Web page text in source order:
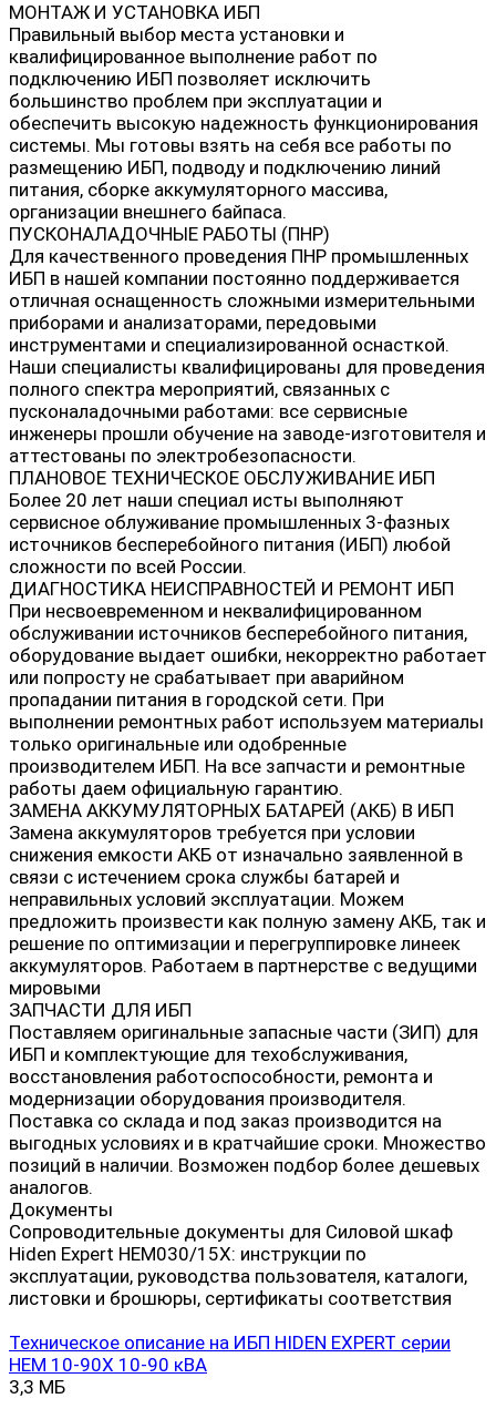
МОНТАЖ И УСТАНОВКА ИБП
Правильный выбор места установки и
квалифицированное выполнение работ по
подключению ИБП позволяет исключить
большинство проблем при эксплуатации и
обеспечить высокую надежность функционирования
системы. Мы готовы взять на себя все работы по
размещению ИБП, подводу и подключению линий
питания, сборке аккумуляторного массива,
организации внешнего байпаса.
ПУСКОНАЛАДОЧНЫЕ РАБОТЫ (ПНР)
Для качественного проведения ПНР промышленных
ИБП в нашей компании постоянно поддерживается
отличная оснащенность сложными измерительными
приборами и анализаторами, передовыми
инструментами и специализированной оснасткой.
Наши специалисты квалифицированы для проведения
полного спектра мероприятий, связанных с
пусконаладочными работами: все сервисные
инженеры прошли обучение на заводе-изготовителя и
аттестованы по электробезопасности.
ПЛАНОВОЕ ТЕХНИЧЕСКОЕ ОБСЛУЖИВАНИЕ ИБП
Более 20 лет наши специал исты выполняют
сервисное облуживание промышленных 3-фазных
источников бесперебойного питания (ИБП) любой
сложности по всей России.
ДИАГНОСТИКА НЕИСПРАВНОСТЕЙ И РЕМОНТ ИБП
При несвоевременном и неквалифицированном
обслуживании источников бесперебойного питания,
оборудование выдает ошибки, некорректно работает
или попросту не срабатывает при аварийном
пропадании питания в городской сети. При
выполнении ремонтных работ используем материалы
только оригинальные или одобренные
производителем ИБП. На все запчасти и ремонтные
работы даем официальную гарантию.
ЗАМЕНА АККУМУЛЯТОРНЫХ БАТАРЕЙ (АКБ) В ИБП
Замена аккумуляторов требуется при условии
снижения емкости АКБ от изначально заявленной в
связи с истечением срока службы батарей и
неправильных условий эксплуатации. Можем
предложить произвести как полную замену АКБ, так и
решение по оптимизации и перегруппировке линеек
аккумуляторов. Работаем в партнерстве с ведущими
мировыми
ЗАПЧАСТИ ДЛЯ ИБП
Поставляем оригинальные запасные части (ЗИП) для
ИБП и комплектующие для техобслуживания,
восстановления работоспособности, ремонта и
модернизации оборудования производителя.
Поставка со склада и под заказ производится на
выгодных условиях и в кратчайшие сроки. Множество
позиций в наличии. Возможен подбор более дешевых
аналогов.
Документы
Сопроводительные документы для Силовой шкаф
Hiden Expert HEM030/15X: инструкции по
эксплуатации, руководства пользователя, каталоги,
листовки и брошюры, сертификаты соответствия
Техническое описание на ИБП HIDEN EXPERT серии
HEМ 10-90Х 10-90 кВА
3,3 МБ